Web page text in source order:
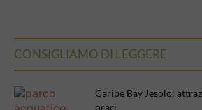
CONSIGLIAMO DI LEGGERE
Caribe Bay Jesolo:
orari